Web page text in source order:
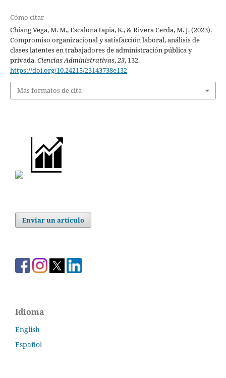
Cómo citar
Chiang Vega, M. M., Escalona tapia, K., & Rivera Cerda, M. J. (2023).
Compromiso organizacional y satisfacción laboral, análisis de
clases latentes en trabajadores de administración pública y
privada.Ciencias Administrativas,23, 132.
https://doi.org/10.24215/23143738e132
Más formatos de cita
Enviar un artículo
Idioma
English
Español